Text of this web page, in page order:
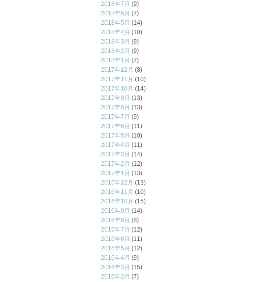
2018年7月 (9)
2018年6月 (7)
2018年5月 (14)
2018年4月 (10)
2018年3月 (9)
2018年2月 (9)
2018年1月 (7)
2017年12月 (8)
2017年11月 (10)
2017年10月 (14)
2017年9月 (13)
2017年8月 (13)
2017年7月 (9)
2017年6月 (11)
2017年5月 (10)
2017年4月 (11)
2017年3月 (14)
2017年2月 (12)
2017年1月 (13)
2016年12月 (13)
2016年11月 (10)
2016年10月 (15)
2016年9月 (14)
2016年8月 (8)
2016年7月 (12)
2016年6月 (11)
2016年5月 (12)
2016年4月 (9)
2016年3月 (15)
2016年2月 (7)